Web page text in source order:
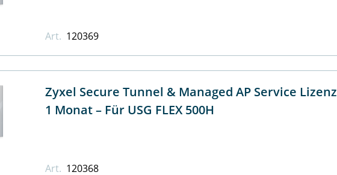
Art. 120369
Zyxel Secure Tunnel & Managed AP Service Lizenz
1 Monat – Für USG FLEX 500H
Art. 120368